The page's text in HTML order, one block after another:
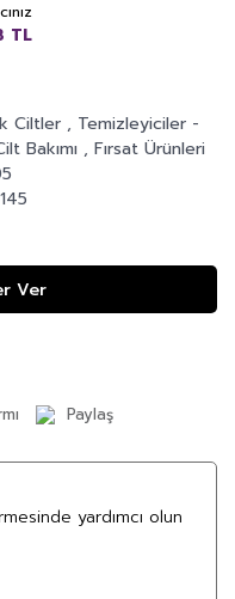
TL
Ciltler , Temizleyiciler -
Bakımı ,Fırsat Ürünleri
Ver
Paylaş
yardımcı olun